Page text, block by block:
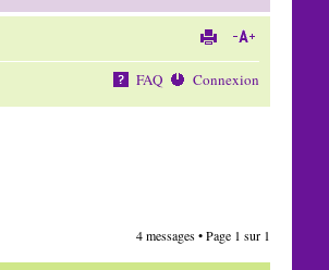
FAQ Connexion
4 messages • Page 1 sur 1